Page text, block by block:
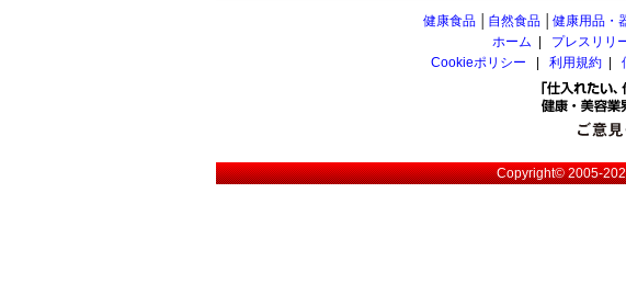
健康食品 自然食品 健康用品・
ホーム
プレスリリ
Cookieポリシー
利用規約
Copyright© 2005-